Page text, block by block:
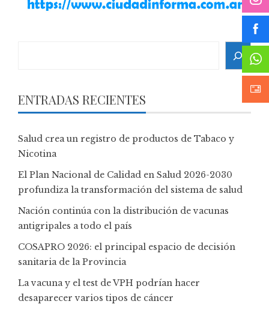
ENTRADAS RECIENTES
Salud crea un registro de productos de Tabaco y
Nicotina
El Plan Nacional de Calidad en Salud 2026-2030
profundiza la transformación del sistema de salud
Nación continúa con la distribución de vacunas
antigripales a todo el país
COSAPRO 2026: el principal espacio de decisión
sanitaria de la Provincia
La vacuna y el test de VPH podrían hacer
desaparecer varios tipos de cáncer